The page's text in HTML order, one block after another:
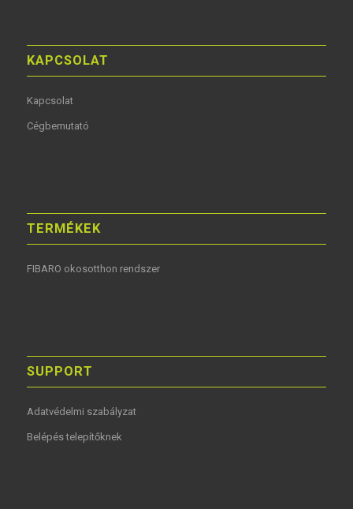
KAPCSOLAT
Kapcsolat
Cégbemutató
TERMÉKEK
FIBARO okosotthon rendszer
SUPPORT
Adatvédelmi szabályzat
Belépés telepítőknek